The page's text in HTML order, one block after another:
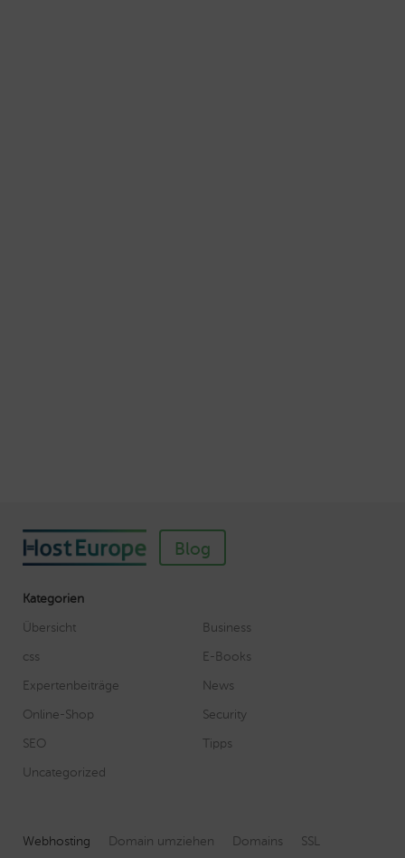
Blog
Kategorien
Übersicht
Business
css
E-Books
Expertenbeiträge
News
Online-Shop
Security
SEO
Tipps
Uncategorized
Webhosting Domain umziehen Domains SSL